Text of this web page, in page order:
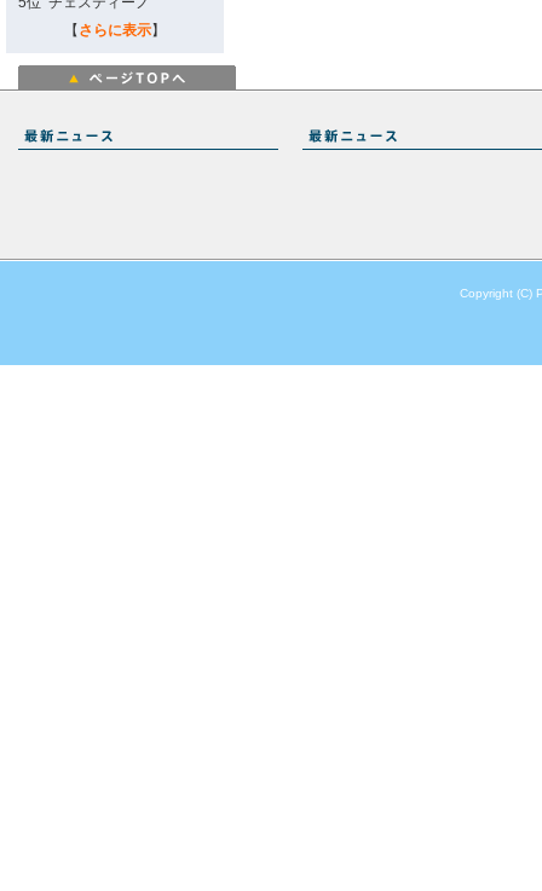
【 さらに表示】
Copyright (C)